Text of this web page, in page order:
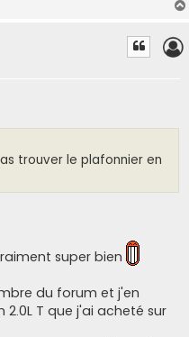
trouver le plafonnier en
super bien
du forum et j'en
T que j'ai acheté sur